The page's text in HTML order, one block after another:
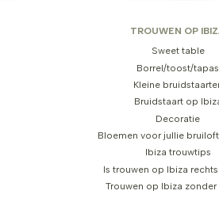
TROUWEN OP
Sweet table
Borrel/toost/tapas
Kleine
Bruidstaart op
Decoratie
Bloemen voor jullie
Ibiza trouwtips
Is trouwen op Ibiza
Trouwen op Ibiza zonder